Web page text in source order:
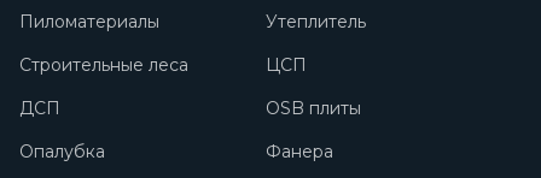
Пиломатериалы
Утеплитель
Строительные леса
ЦСП
ДСП
OSB плиты
Опалубка
Фанера